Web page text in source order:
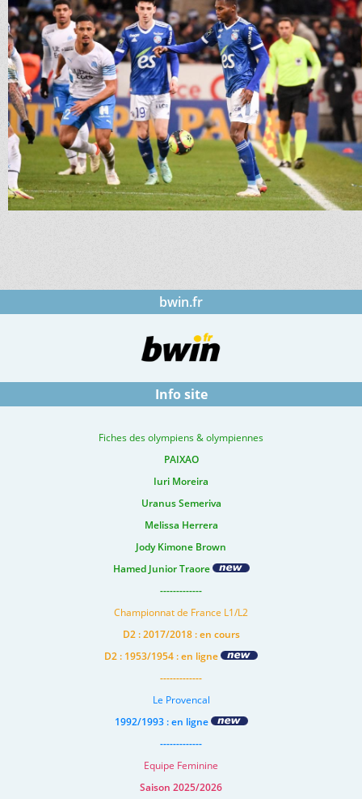
bwin.fr
Info site
Fiches des olympiens & olympiennes
PAIXAO
Iuri Moreira
Uranus Semeriva
Melissa Herrera
Jody Kimone Brown
Hamed Junior Traore
-------------
Championnat de France L1/L2
D2 : 2017/2018 : en cours
D2 : 1953/1954 : en ligne
-------------
Le Provencal
1992/1993 : en ligne
-------------
Equipe Feminine
Saison 2025/2026